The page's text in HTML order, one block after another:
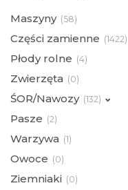
Maszyny (58)
Części zamienne (1422)
Płody rolne (4)
Zwierzęta (0)
ŚOR/Nawozy (132)
Pasze (2)
Warzywa (1)
Owoce (0)
Ziemniaki (0)